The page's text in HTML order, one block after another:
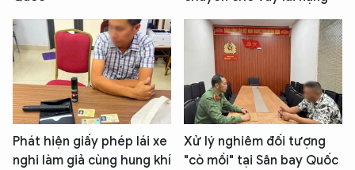
Phát hiện giấy phép lái xe
nghi làm giả cùng hung khí
Xử lý nghiêm đối tượng
"cò mồi" tại Sân bay Quốc